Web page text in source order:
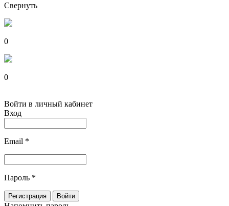
Свернуть
0
0
Войти в личный кабинет
Вход
Email *
Пароль *